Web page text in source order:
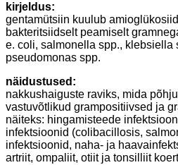
kirjeldus:
gentamütsiin kuulub
bakteritsiidselt peamiselt
e. coli, salmonella spp., klebsiella
pseudomonas spp.
näidustused:
nakkushaiguste raviks, mida
vastuvõtlikud grampositiivsed ja
näiteks: hingamisteede
infektsioonid (colibacillosis,
infektsioonid, naha- ja
artriit, ompaliit, otiit ja tonsilliit